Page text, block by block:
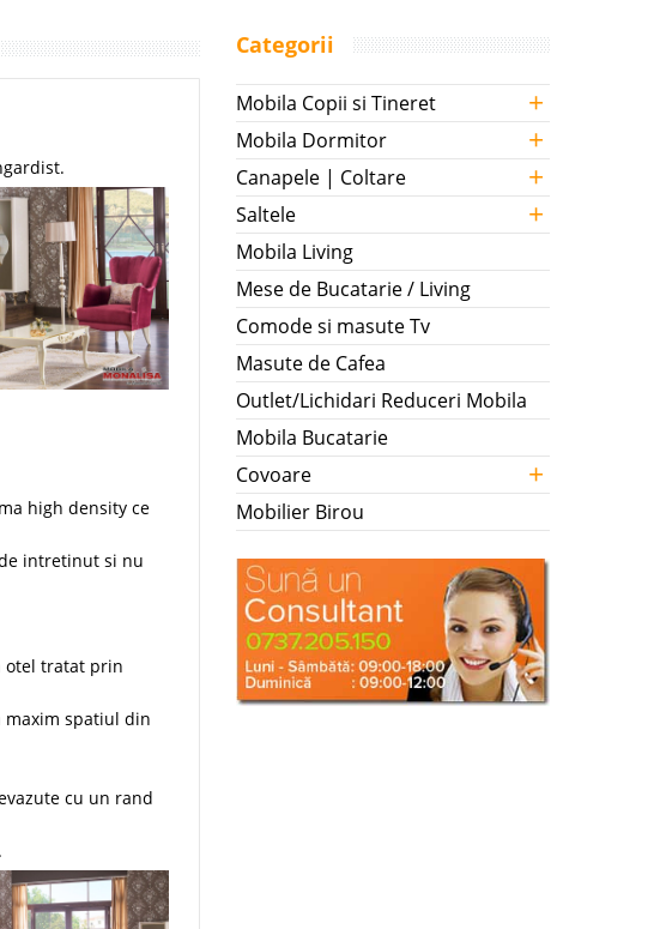
high density ce
intretinut si nu
otel tratat prin
maxim spatiul din
cu un rand
Categorii
Mobila Copii si Tineret +
Mobila Dormitor +
Canapele | Coltare +
Saltele +
Mobila Living
Mese de Bucatarie / Living
Comode si masute Tv
Masute de Cafea
Outlet/Lichidari Reduceri Mobila
Mobila Bucatarie
Covoare
+
Mobilier Birou